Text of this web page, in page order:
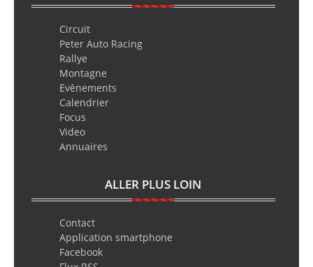
Circuit
Peter Auto Racing
Rallye
Montagne
Evènements
Calendrier
Focus
Video
Annuaires
ALLER PLUS LOIN
Contact
Application smartphone
Facebook